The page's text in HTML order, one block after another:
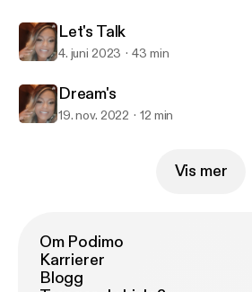
Let's Talk
4. juni 2023 43 min
Dream's
19. nov. 2022 12 min
Vis mer
Om Podimo
Karrierer
Blogg